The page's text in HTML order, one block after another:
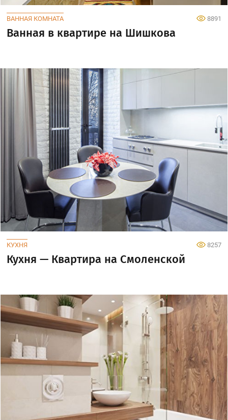
ВАННАЯ КОМНАТА 8891
Ванная в квартире на Шишкова
КУХНЯ 8257
Кухня — Квартира на Смоленской